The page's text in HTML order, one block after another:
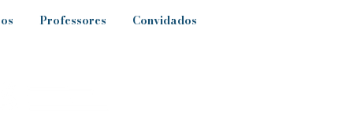
Professores Convidados